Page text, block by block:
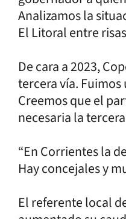
Analizamos la
El Litoral entre
De cara a 2023,
tercera vía.
Creemos que el
necesaria la tercera
“En Corrientes la
Hay concejales y
El referente local